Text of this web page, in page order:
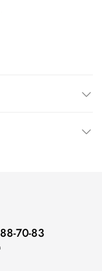
70-83